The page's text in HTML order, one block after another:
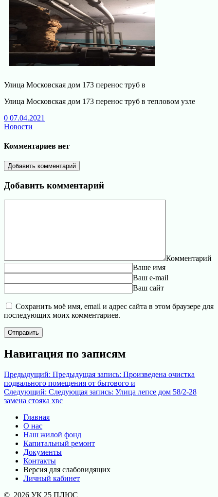
Улица Московская дом 173 перенос труб в
Улица Московская дом 173 перенос труб в тепловом узле
0 07.04.2021
Новости
Комментариев нет
Добавить комментарий
Добавить комментарий
Комментарий
Ваше имя
Ваш e-mail
Ваш сайт
Сохранить моё имя, email и адрес сайта в этом браузере для
последующих моих комментариев.
Навигация по записям
Предыдущий: Предыдущая запись: Произведена очистка
подвального помещения от бытового и
Следующий: Следующая запись: Улица лепсе дом 58/2-28
замена стояка хвс
Главная
О нас
Наш жилой фонд
Капитальный ремонт
Документы
Контакты
Версия для слабовидящих
Личный кабинет
© 2026 УК 25 ПЛЮС